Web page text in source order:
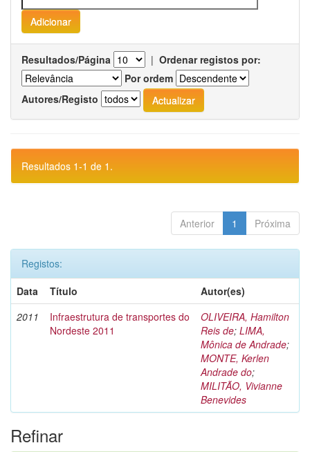
Resultados/Página | Ordenar registos por:
Por ordem
Autores/Registo
Resultados 1-1 de 1.
Anterior 1 Próxima
Registos:
Data
Título
Autor(es)
2011
Infraestrutura de transportes do
Nordeste 2011
OLIVEIRA, Hamilton
Reis de; LIMA,
Mônica de Andrade;
MONTE, Kerlen
Andrade do;
MILITÃO, Vivianne
Benevides
Refinar